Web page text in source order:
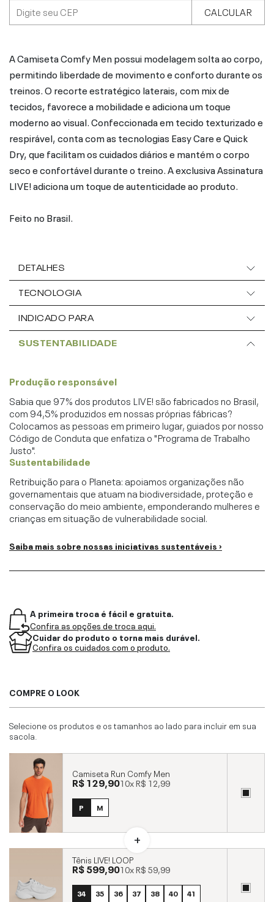
CALCULAR
A Camiseta Comfy Men possui modelagem solta ao corpo,
permitindo liberdade de movimento e conforto durante os
treinos. O recorte estratégico laterais, com mix de
tecidos, favorece a mobilidade e adiciona um toque
moderno ao visual. Confeccionada em tecido texturizado e
respirável, conta com as tecnologias Easy Care e Quick
Dry, que facilitam os cuidados diários e mantém o corpo
seco e confortável durante o treino. A exclusiva Assinatura
LIVE! adiciona um toque de autenticidade ao produto.
Feito no Brasil.
DETALHES
TECNOLOGIA
INDICADO PARA
SUSTENTABILIDADE
Produção responsável
Sabia que 97% dos produtos LIVE! são fabricados no Brasil,
com 94,5% produzidos em nossas próprias fábricas?
Colocamos as pessoas em primeiro lugar, guiados por nosso
Código de Conduta que enfatiza o "Programa de Trabalho
Justo".
Sustentabilidade
Retribuição para o Planeta: apoiamos organizações não
governamentais que atuam na biodiversidade, proteção e
conservação do meio ambiente, emponderando mulheres e
crianças em situação de vulnerabilidade social.
Saiba mais sobre nossas iniciativas sustentáveis ›
A primeira troca é fácil e gratuita.
Confira as opções de troca aqui.
Cuidar do produto o torna mais durável.
Confira os cuidados com o produto.
COMPRE O LOOK
Selecione os produtos e os tamanhos ao lado para incluir em sua
sacola.
Camiseta Run Comfy Men
R$ 129,9010xR$ 12,99
P M
Tênis LIVE! LOOP
R$ 599,9010xR$ 59,99
34 35 36 37 38 40
41